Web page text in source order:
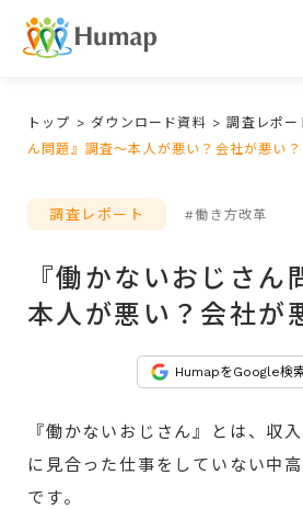
トップ > ダウンロード資料 >調査レポー
ん問題』調査～本人が悪い？会社が悪い？
調査レポート #働き方改革
『働かないおじさん
本人が悪い？会社が
HumapをGoogle検
『働かないおじさん』とは、収
に見合った仕事をしていない中
です。